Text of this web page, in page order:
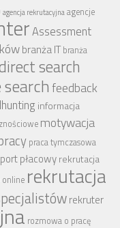
agencja rekrutacyjnaagencje
Assessment
branża IT branża
search
feedback
informacja
motywacja
praca tymczasowa
płacowyrekrutacja
online rekrutacja
rekruter
rozmowa o pracę